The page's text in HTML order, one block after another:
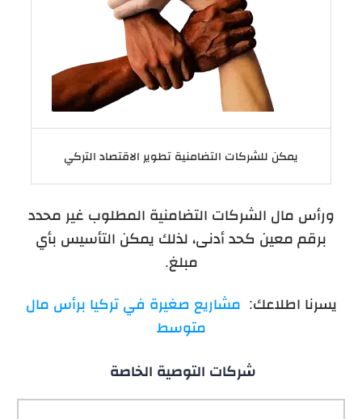
يمكن للشركات التضامنية تطوير الاقتصاد التركي
ورأس مال الشركات التضامنية المطلوب غير محدد
برقم معين كحد أدنى، لذلك يمكن التأسيس بأي
مبلغ.
يسرنا اطلاعك: مشاريع صغيرة في تركيا برأس مال
متوسط
شركات التوصية الخاصة